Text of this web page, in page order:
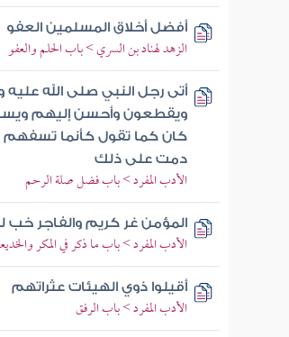
أفضل أخلاق المسلمين العفو
الزهد لهناد بن السري > باب الحلم والعفو
أتى رجل النبي صلى الله
ويقطعون وأحسن إليهم
كان كما تقول كأنما تسفهم
دمت على ذلك
الأدب المفرد > باب فضل صلة الرحم
المؤمن غر كريم والفاجر خب
الأدب المفرد > باب ما ذكر في المكر
أقيلوا ذوي الهيئات عثراتهم
الأدب المفرد > باب الرفق